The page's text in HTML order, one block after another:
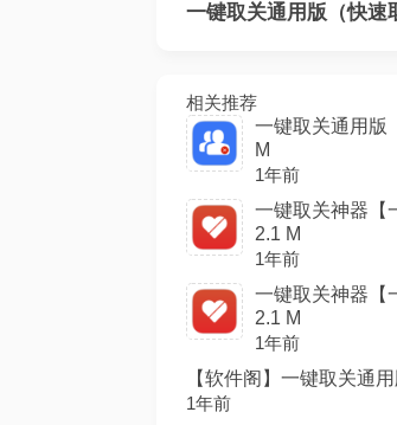
一键取关通用版（快速
相关推荐
一键取关通用版
M
1年前
一键取关神器【
2.1 M
1年前
一键取关神器【
2.1 M
1年前
【软件阁】一键取关通
1年前